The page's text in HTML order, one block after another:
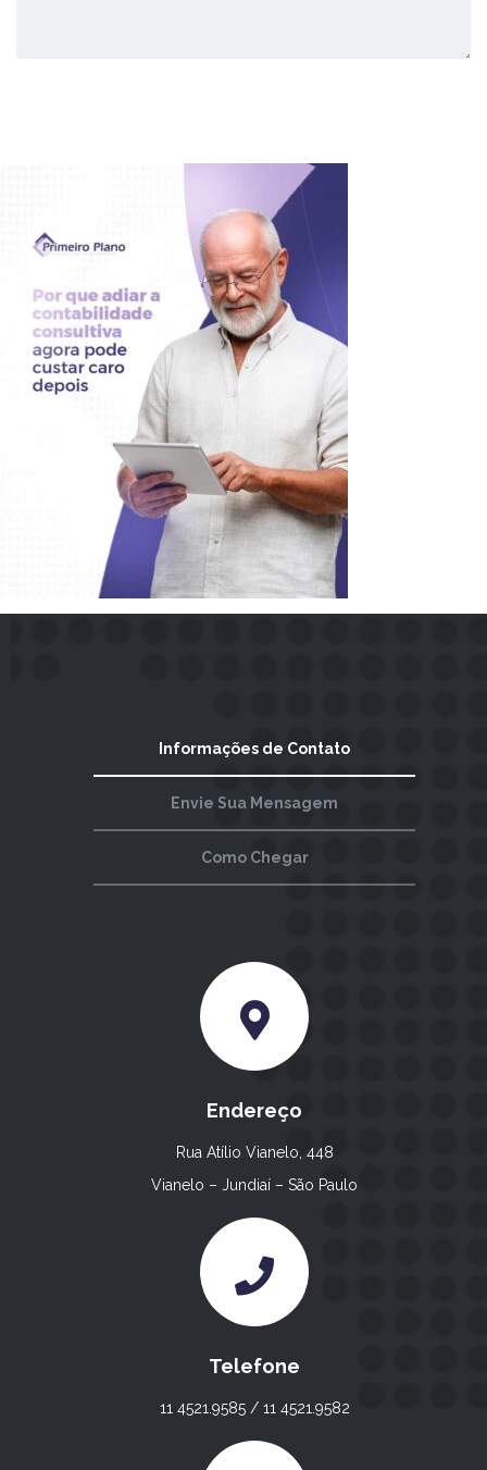
Informações de Contato
Envie Sua Mensagem
Como Chegar
Endereço
Rua Atílio Vianelo, 448
Vianelo – Jundiaí – São Paulo
Telefone
11 4521.9585 / 11 4521.9582